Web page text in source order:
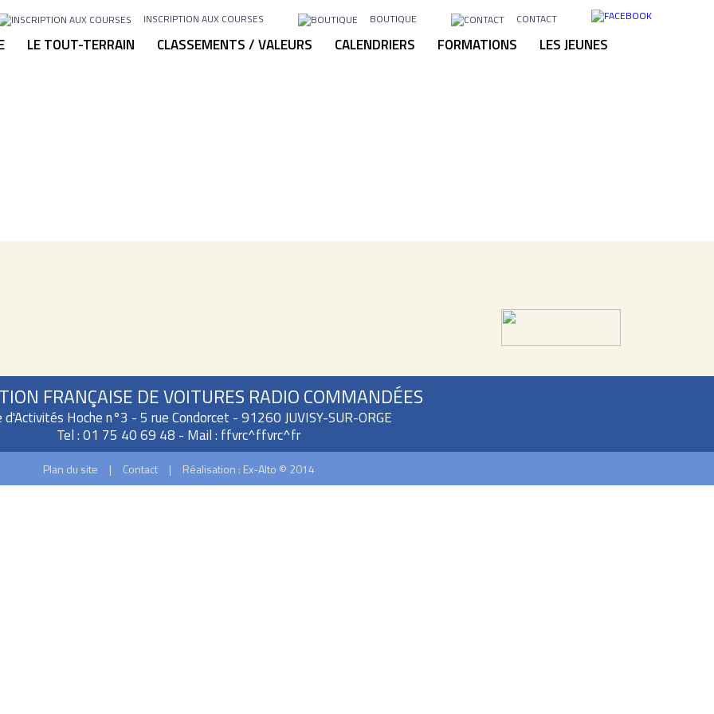
INSCRIPTION AUX COURSES BOUTIQUE CONTACT
LE TOUT-TERRAIN CLASSEMENTS / VALEURS CALENDRIERS FORMATIONS LES JEUNES
FRANÇAISE DE VOITURES RADIO COMMANDÉES
d'Activités Hoche n°3 - 5 rue Condorcet - 91260 JUVISY-SUR-ORGE
Tel : 01 75 40 69 48 - Mail : ffvrc^ffvrc^fr
Plan du site | Contact | Réalisation : Ex-Alto © 2014